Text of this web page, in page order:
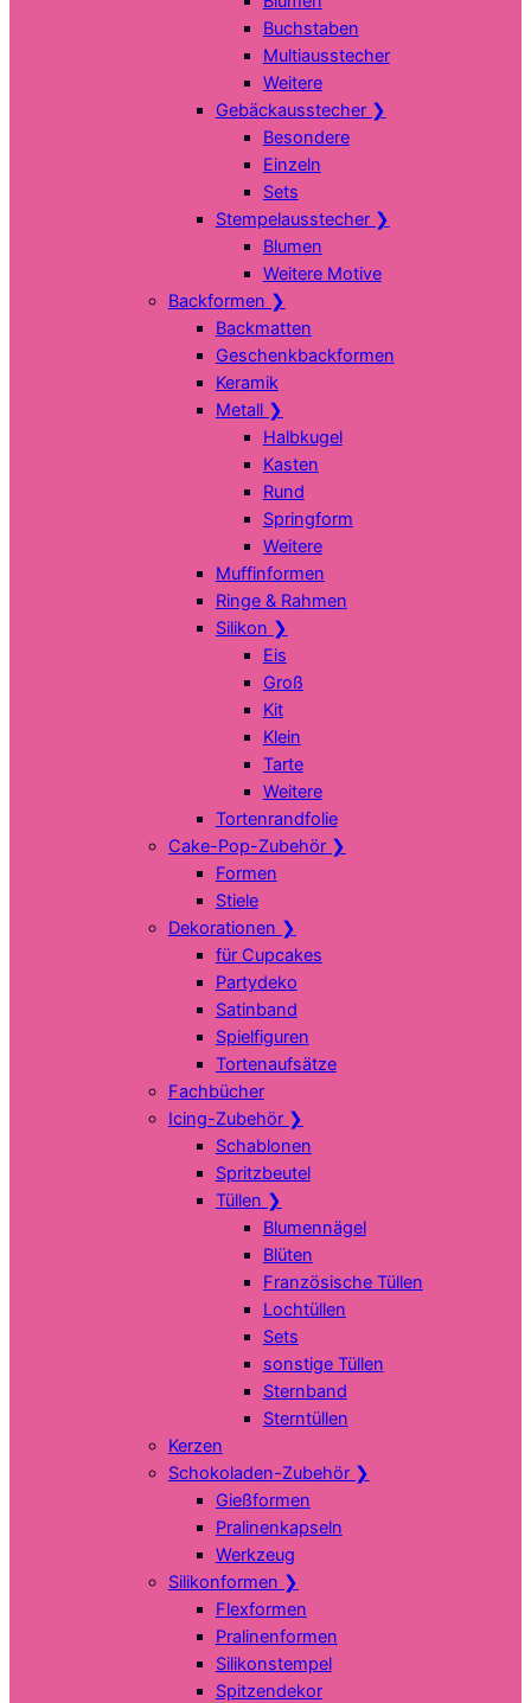
Buchstaben
Multiausstecher
Weitere
Gebäckausstecher ❯
Besondere
Einzeln
Sets
Stempelausstecher ❯
Blumen
Weitere Motive
Backformen ❯
Backmatten
Geschenkbackformen
Keramik
Metall ❯
Halbkugel
Kasten
Rund
Springform
Weitere
Muffinformen
Ringe & Rahmen
Silikon ❯
Eis
Groß
Kit
Klein
Tarte
Weitere
Tortenrandfolie
Cake-Pop-Zubehör ❯
Formen
Stiele
Dekorationen ❯
für Cupcakes
Partydeko
Satinband
Spielfiguren
Tortenaufsätze
Fachbücher
Icing-Zubehör ❯
Schablonen
Spritzbeutel
Tüllen ❯
Blumennägel
Blüten
Französische Tüllen
Lochtüllen
Sets
sonstige Tüllen
Sternband
Sterntüllen
Kerzen
Schokoladen-Zubehör ❯
Gießformen
Pralinenkapseln
Werkzeug
Silikonformen ❯
Flexformen
Pralinenformen
Silikonstempel
Spitzendekor